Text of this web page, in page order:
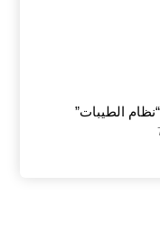
الطيبات”